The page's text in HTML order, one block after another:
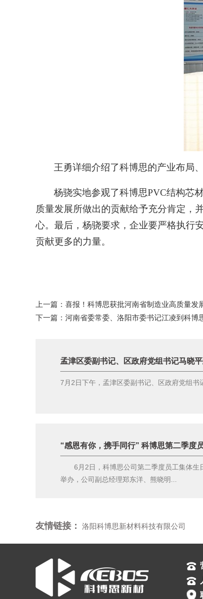
王勇详细介绍了科博思的产业布局
杨骁实地参观了科博思PVC结构芯
质量发展所做出的贡献给予充分肯定，
心。最后，杨骁要求，企业要严格执行
贡献更多的力量。
上一篇： 喜报！科博思获批河南省制造业高质量发
下一篇： 河南省委常委、洛阳市委书记江凌到科博
孟津区委副书记、区政府党组书记马晓
7月2日下午，孟津区委副书记、区政府党组书
“感恩有你，携手同行” 科博思第二季度
6月2日，科博思公司第二季度员工集体生
举办，公司副总经理郑东洋、熊晓明...
友情链接： 洛阳科博思新材料科技有限公司